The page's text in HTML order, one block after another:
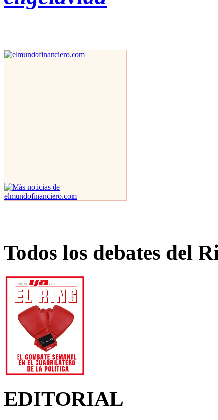
Todos los debates del
EDITORIAL